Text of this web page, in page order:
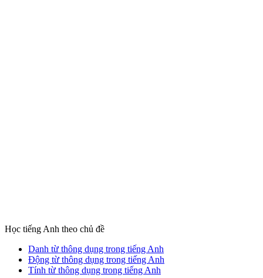
Học tiếng Anh theo chủ đề
Danh từ thông dụng trong tiếng Anh
Động từ thông dụng trong tiếng Anh
Tính từ thông dụng trong tiếng Anh